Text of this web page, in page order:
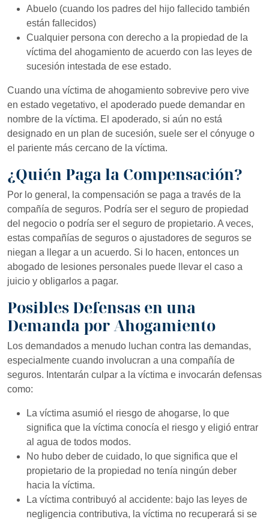
Abuelo (cuando los padres del hijo fallecido también
están fallecidos)
Cualquier persona con derecho a la propiedad de la
víctima del ahogamiento de acuerdo con las leyes de
sucesión intestada de ese estado.
Cuando una víctima de ahogamiento sobrevive pero vive
en estado vegetativo, el apoderado puede demandar en
nombre de la víctima. El apoderado, si aún no está
designado en un plan de sucesión, suele ser el cónyuge o
el pariente más cercano de la víctima.
¿Quién Paga la Compensación?
Por lo general, la compensación se paga a través de la
compañía de seguros. Podría ser el seguro de propiedad
del negocio o podría ser el seguro de propietario. A veces,
estas compañías de seguros o ajustadores de seguros se
niegan a llegar a un acuerdo. Si lo hacen, entonces un
abogado de lesiones personales puede llevar el caso a
juicio y obligarlos a pagar.
Posibles Defensas en una
Demanda por Ahogamiento
Los demandados a menudo luchan contra las demandas,
especialmente cuando involucran a una compañía de
seguros. Intentarán culpar a la víctima e invocarán defensas
como:
La víctima asumió el riesgo de ahogarse, lo que
significa que la víctima conocía el riesgo y eligió entrar
al agua de todos modos.
No hubo deber de cuidado, lo que significa que el
propietario de la propiedad no tenía ningún deber
hacia la víctima.
La víctima contribuyó al accidente: bajo las leyes de
negligencia contributiva, la víctima no recuperará si se